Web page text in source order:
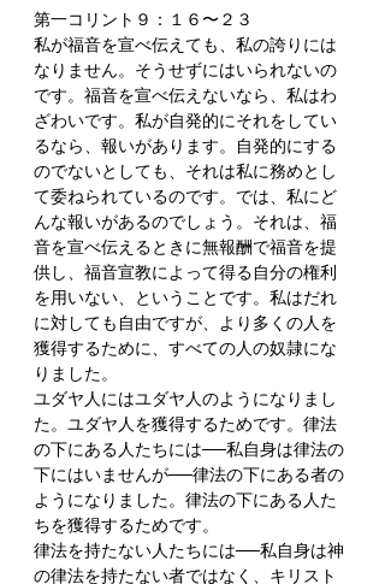
第一コリント９：１６〜２３
私が福音を宣べ伝えても、私の誇りには
なりません。そうせずにはいられないの
です。福音を宣べ伝えないなら、私はわ
ざわいです。私が自発的にそれをしてい
るなら、報いがあります。自発的にする
のでないとしても、それは私に務めとし
て委ねられているのです。では、私にど
んな報いがあるのでしょう。それは、福
音を宣べ伝えるときに無報酬で福音を提
供し、福音宣教によって得る自分の権利
を用いない、ということです。私はだれ
に対しても自由ですが、より多くの人を
獲得するために、すべての人の奴隷にな
りました。
ユダヤ人にはユダヤ人のようになりまし
た。ユダヤ人を獲得するためです。律法
の下にある人たちには──私自身は律法の
下にはいませんが──律法の下にある者の
ようになりました。律法の下にある人た
ちを獲得するためです。
律法を持たない人たちには──私自身は神
の律法を持たない者ではなく、キリスト